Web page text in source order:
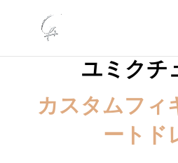
ユミクチ
カスタムフィ
ートド